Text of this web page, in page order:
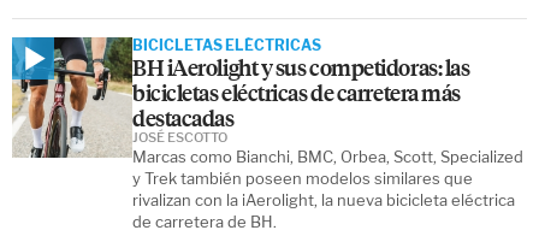
BICICLETAS ELÉCTRICAS
BH iAerolight y sus competidoras: las
bicicletas eléctricas de carretera más
destacadas
Marcas como Bianchi, BMC, Orbea, Scott, Specialized
y Trek también poseen modelos similares que
rivalizan con la iAerolight, la nueva bicicleta eléctrica
de carretera de BH.
JOSÉ ESCOTTO